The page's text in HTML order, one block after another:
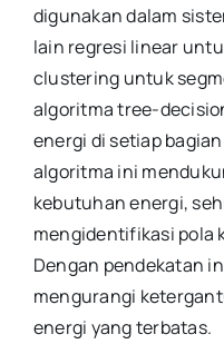
digunakan dalam
lain regresi linear
clustering untuk
algoritma tree-
energi di setiap
algoritma ini
kebutuhan energi,
mengidentifikasi pola
Dengan pendekatan
mengurangi
energi yang terbatas.